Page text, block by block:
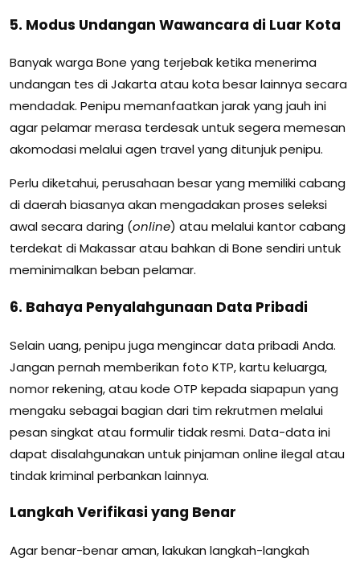
5. Modus Undangan Wawancara di Luar Kota
Banyak warga Bone yang terjebak ketika menerima
undangan tes di Jakarta atau kota besar lainnya secara
mendadak. Penipu memanfaatkan jarak yang jauh ini
agar pelamar merasa terdesak untuk segera memesan
akomodasi melalui agen travel yang ditunjuk penipu.
Perlu diketahui, perusahaan besar yang memiliki cabang
di daerah biasanya akan mengadakan proses seleksi
awal secara daring (online) atau melalui kantor cabang
terdekat di Makassar atau bahkan di Bone sendiri untuk
meminimalkan beban pelamar.
6. Bahaya Penyalahgunaan Data Pribadi
Selain uang, penipu juga mengincar data pribadi Anda.
Jangan pernah memberikan foto KTP, kartu keluarga,
nomor rekening, atau kode OTP kepada siapapun yang
mengaku sebagai bagian dari tim rekrutmen melalui
pesan singkat atau formulir tidak resmi. Data-data ini
dapat disalahgunakan untuk pinjaman online ilegal atau
tindak kriminal perbankan lainnya.
Langkah Verifikasi yang Benar
Agar benar-benar aman, lakukan langkah-langkah